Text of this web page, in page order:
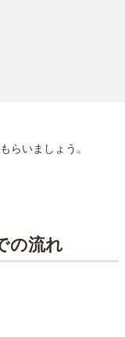
らいましょう。
の流れ